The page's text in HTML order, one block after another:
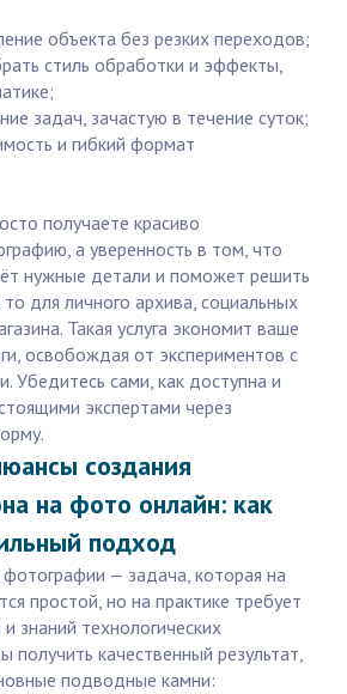
объекта без резких переходов;
стиль обработки и эффекты,
задач, зачастую в течение суток;
и гибкий формат
получаете красиво
а уверенность в том, что
нужные детали и поможет решить
для личного архива, социальных
Такая услуга экономит ваше
освобождая от экспериментов с
Убедитесь сами, как доступна и
экспертами через
создания
на фото онлайн: как
подход
— задача, которая на
простой, но на практике требует
знаний технологических
получить качественный результат,
подводные камни: